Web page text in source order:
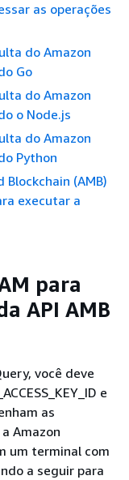
as operações
do Amazon
Go
do Amazon
o Node.js
do Amazon
Python
(AMB)
executar a
para
API AMB
você deve
e
as
Amazon
um terminal com
a seguir para